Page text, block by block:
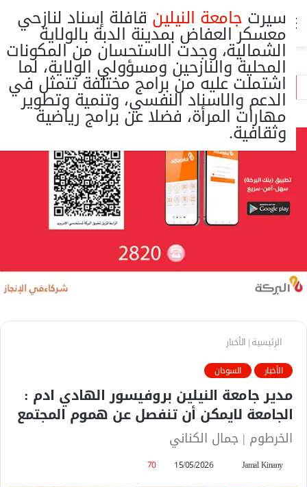
القائمة
الرئيسية| الأخبار
الأخبار السودان
مدير جامعة النيلين بروفيسور الهادي ادم :
الجامعة لايمكن أن تنفصل عن هموم المجتمع
الخرطوم | جمال الكناني
Jamal Kinany
15/05/2026
70
سيرتجامعة النيلين قافلة إسناد لنازحي
معسكر العفاض بمدينة الدبة بالولاية
الشمالية، وجدت الاستحسان من المكونات
المحلية والنازحين ومسؤولي الولاية، لما
اشتملت عليه من برامج مختلفة تتمثل في
الدعم والاسناد النفسي، وتنمية وتطوير
مهارات المرأة، فضلا عن برامج رياضية
وثقافية.